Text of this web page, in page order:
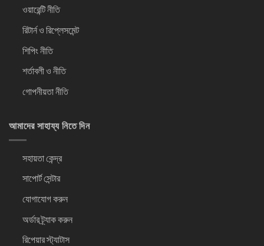
ওয়ারেন্টি নীতি
রিটার্ন ও রিপ্লেসমেন্ট
শিপিং নীতি
শর্তাবলী ও নীতি
গোপনীয়তা নীতি
আমাদের সাহায্য নিতে দিন
সহায়তা কেন্দ্র
সাপোর্ট সেন্টার
যোগাযোগ করুন
অর্ডার ট্র্যাক করুন
রিপেয়ার স্ট্যাটাস